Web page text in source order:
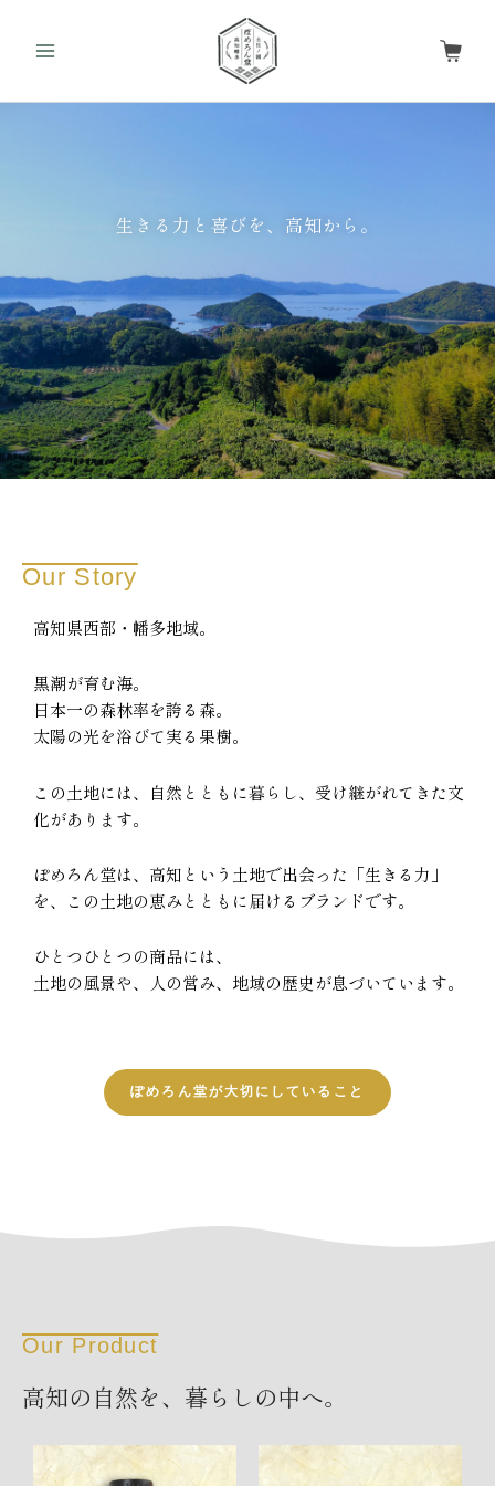
ス
生きる力と喜びを、高知から。
Our Story
高知県西部・幡多地域。
黒潮が育む海。
日本一の森林率を誇る森。
太陽の光を浴びて実る果樹。
この土地には、自然とともに暮らし、受け継がれてきた文
化があります。
ぽめろん堂は、高知という土地で出会った「生きる力」
を、この土地の恵みとともに届けるブランドです。
ひとつひとつの商品には、
土地の風景や、人の営み、地域の歴史が息づいています。
ぽめろん堂が大切にしていること
Our Product
高知の自然を、暮らしの中へ。